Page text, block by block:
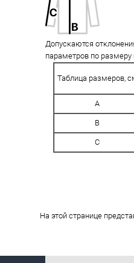
Допускаются
параметров по размеру
Таблица размеров,
A
B
C
На этой странице